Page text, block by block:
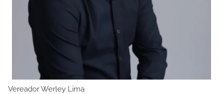
Vereador Werley Lima